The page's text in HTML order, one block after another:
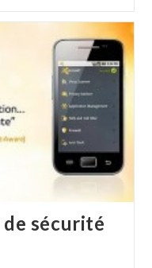
sécurité